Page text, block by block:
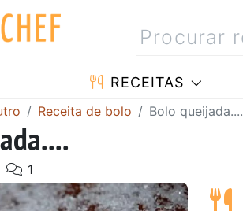
RECEITAS
Receita de bolo Bolo queijada....